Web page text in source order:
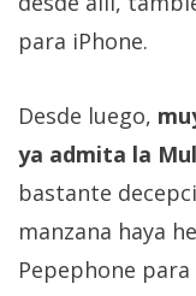
para iPhone.
Desde luego,
ya admita la
bastante
manzana haya
Pepephone